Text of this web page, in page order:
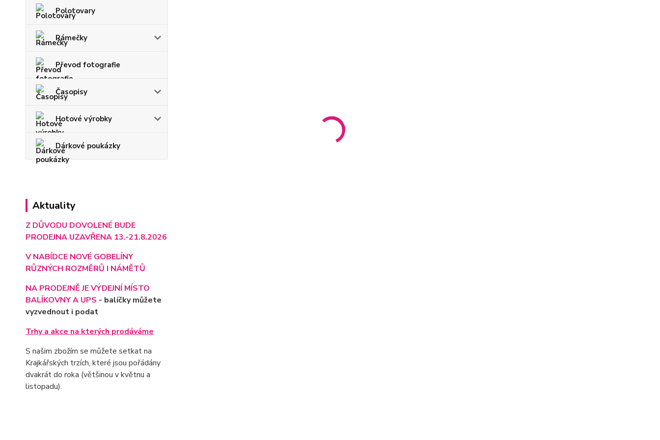
Polotovary
Rámečky
Převod fotografie
Časopisy
Hotové výrobky
Dárkové poukázky
Aktuality
Z DŮVODU DOVOLENÉ BUDE
PRODEJNA UZAVŘENA 13.-21.8.2026
V NABÍDCE NOVÉ GOBELÍNY
RŮZNÝCH ROZMĚRŮ I NÁMĚTŮ
NA PRODEJNĚ JE VÝDEJNÍ MÍSTO
BALÍKOVNY A UPS - balíčky můžete
vyzvednout i podat
Trhy a akce na kterých prodáváme
S našim zbožím se můžete setkat na
Krajkářských trzích, které jsou pořádány
dvakrát do roka (většinou v květnu a
listopadu).